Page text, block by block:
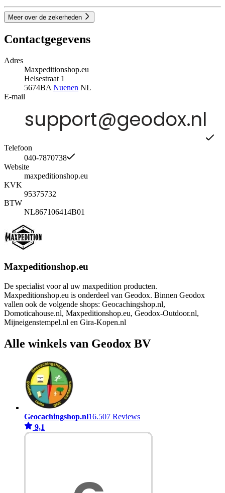
Meer over de zekerheden
Contactgegevens
Adres
Maxpeditionshop.eu
Helsestraat 1
5674BA Nuenen NL
E-mail
Telefoon
040-7870738
Website
maxpeditionshop.eu
KVK
95375732
BTW
NL867106414B01
Maxpeditionshop.eu
De specialist voor al uw maxpedition producten.
Maxpeditionshop.eu is onderdeel van Geodox. Binnen Geodox
vallen ook de volgende shops: Geocachingshop.nl,
Domoticahouse.nl, Maxpeditionshop.eu, Geodox-Outdoor.nl,
Mijneigenstempel.nl en Gira-Kopen.nl
Alle winkels van Geodox BV
Geocachingshop.nl16.507 Reviews
9,1